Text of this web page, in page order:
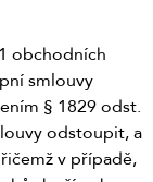
obchodních
smlouvy
§ 1829 odst.
odstoupit, a
v případě,